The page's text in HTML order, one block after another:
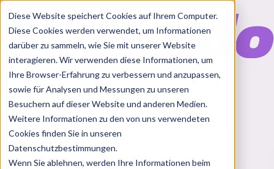
Diese Website speichert Cookies auf Ihrem Computer.
Diese Cookies werden verwendet, um Informationen
darüber zu sammeln, wie Sie mit unserer Website
interagieren. Wir verwenden diese Informationen, um
Ihre Browser-Erfahrung zu verbessern und anzupassen,
sowie für Analysen und Messungen zu unseren
Besuchern auf dieser Website und anderen Medien.
Weitere Informationen zu den von uns verwendeten
Cookies finden Sie in unseren
Datenschutzbestimmungen.
Wenn Sie ablehnen, werden Ihre Informationen beim
Features
Solutions
BlogChartsRabatt CodesPakete
Login